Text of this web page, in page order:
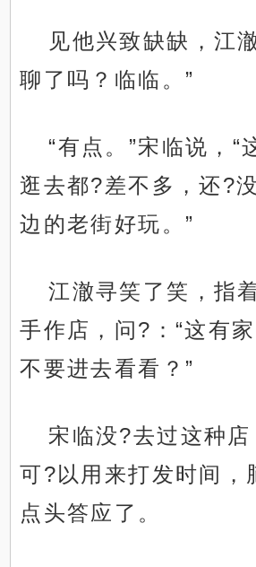
见他兴致缺缺，江
聊了吗？临临。”
“有点。”宋临说，“
逛去都?差不多，还?
边的老街好玩。”
江澈寻笑了笑，指
手作店，问?：“这有
不要进去看看？”
宋临没?去过这种店
可?以用来打发时间，
点头答应了。